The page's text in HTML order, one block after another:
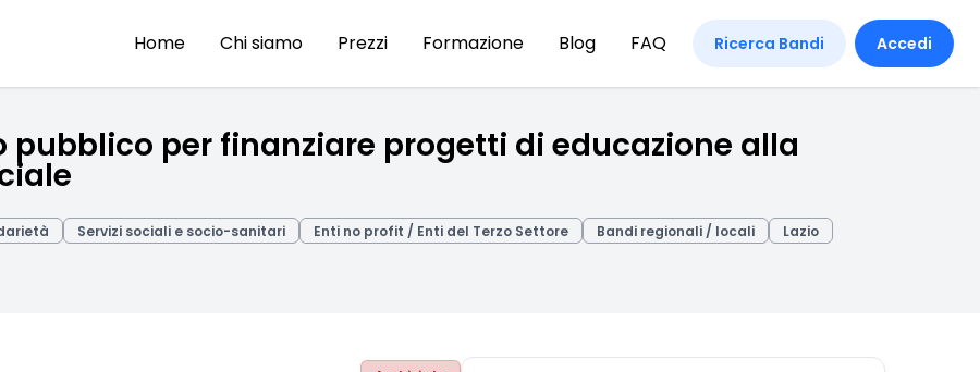
Home Chi siamo Prezzi Formazione Blog FAQ Ricerca Bandi Accedi
pubblico per finanziare progetti di educazione alla
Servizi sociali e socio-sanitari Enti no profit / Enti del Terzo Settore Bandi regionali / locali
Lazio